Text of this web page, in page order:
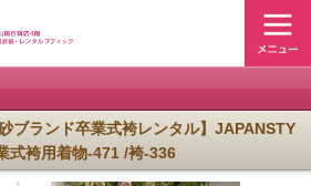
ブランド卒業式袴レンタル】JAPANSTY
式袴用着物-471 /袴-336